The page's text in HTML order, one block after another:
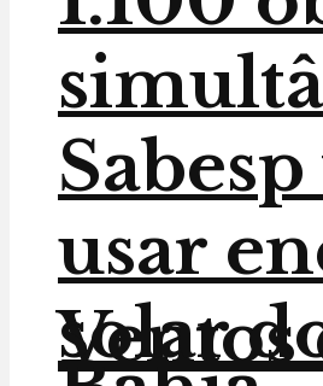
Ventos
usar
solar